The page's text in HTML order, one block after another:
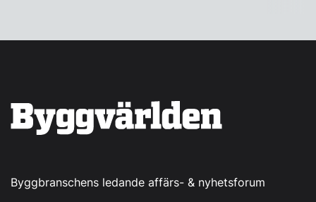
Byggbranschens ledande affärs- & nyhetsforum